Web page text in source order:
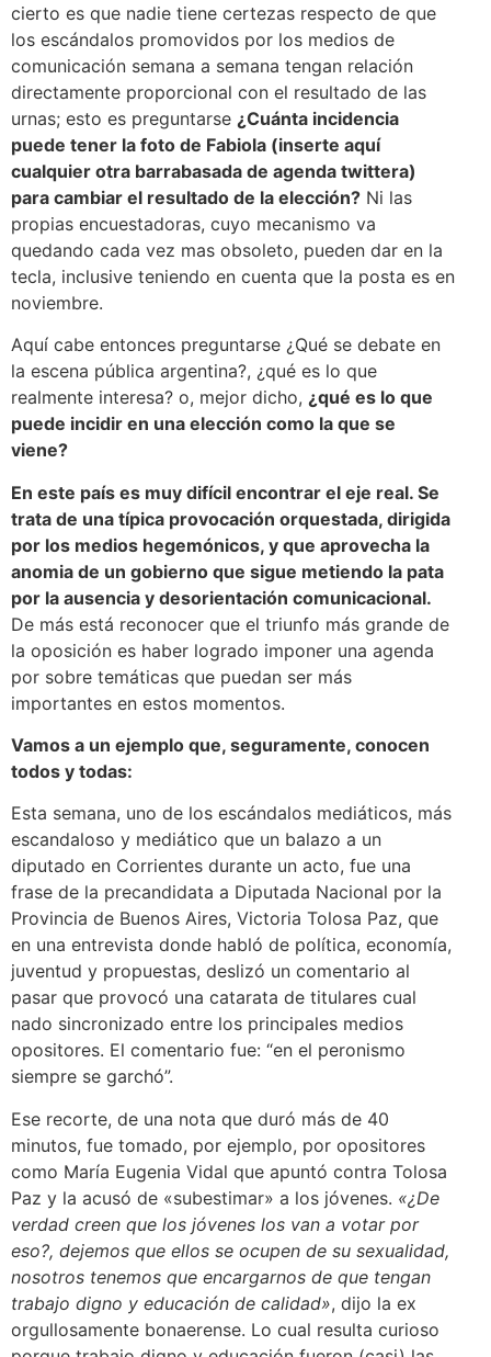
cierto es que nadie tiene certezas respecto de que
los escándalos promovidos por los medios de
comunicación semana a semana tengan relación
directamente proporcional con el resultado de las
urnas; esto es preguntarse ¿Cuánta incidencia
puede tener la foto de Fabiola (inserte aquí
cualquier otra barrabasada de agenda twittera)
para cambiar el resultado de la elección? Ni las
propias encuestadoras, cuyo mecanismo va
quedando cada vez mas obsoleto, pueden dar en la
tecla, inclusive teniendo en cuenta que la posta es en
noviembre.
Aquí cabe entonces preguntarse ¿Qué se debate en
la escena pública argentina?, ¿qué es lo que
realmente interesa? o, mejor dicho, ¿qué es lo que
puede incidir en una elección como la que se
viene?
En este país es muy difícil encontrar el eje real. Se
trata de una típica provocación orquestada, dirigida
por los medios hegemónicos, y que aprovecha la
anomia de un gobierno que sigue metiendo la pata
por la ausencia y desorientación comunicacional.
De más está reconocer que el triunfo más grande de
la oposición es haber logrado imponer una agenda
por sobre temáticas que puedan ser más
importantes en estos momentos.
Vamos a un ejemplo que, seguramente, conocen
todos y todas:
Esta semana, uno de los escándalos mediáticos, más
escandaloso y mediático que un balazo a un
diputado en Corrientes durante un acto, fue una
frase de la precandidata a Diputada Nacional por la
Provincia de Buenos Aires, Victoria Tolosa Paz, que
en una entrevista donde habló de política, economía,
juventud y propuestas, deslizó un comentario al
pasar que provocó una catarata de titulares cual
nado sincronizado entre los principales medios
opositores. El comentario fue: “en el peronismo
siempre se garchó”.
Ese recorte, de una nota que duró más de 40
minutos, fue tomado, por ejemplo, por opositores
como María Eugenia Vidal que apuntó contra Tolosa
Paz y la acusó de «subestimar» a los jóvenes. «¿De
verdad creen que los jóvenes los van a votar por
eso?, dejemos que ellos se ocupen de su sexualidad,
nosotros tenemos que encargarnos de que tengan
trabajo digno y educación de calidad», dijo la ex
orgullosamente bonaerense. Lo cual resulta curioso